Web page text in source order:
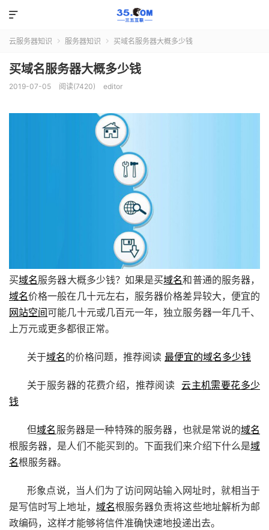

云服务器知识  服务器知识  买域名服务器大概多少钱
买域名服务器大概多少钱
2019-07-05 阅读(7420) editor
买域名服务器大概多少钱？如果是买域名和普通的服务器，
域名价格一般在几十元左右，服务器价格差异较大，便宜的
网站空间可能几十元或几百元一年，独立服务器一年几千、
上万元或更多都很正常。
关于域名的价格问题，推荐阅读 最便宜的域名多少钱
关于服务器的花费介绍，推荐阅读云主机需要花多少
钱
但域名 服务器是一种特殊的服务器，也就是常说的域名
根服务器，是人们不能买到的。下面我们来介绍下什么是域
名根服务器。
形象点说，当人们为了访问网站输入网址时，就相当于
是写信时写上地址， 域名根服务器负责将这些地址解析为邮
政编码，这样才能够将信件准确快速地投递出去。